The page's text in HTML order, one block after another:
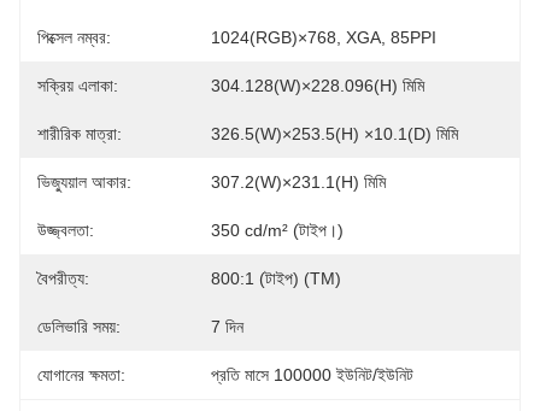
পিক্সেল নম্বর: 1024(RGB)×768, XGA, 85PPI
সক্রিয় এলাকা: 304.128(W)×228.096(H) মিমি
শারীরিক মাত্রা: 326.5(W)×253.5(H) ×10.1(D) মিমি
ভিজ্যুয়াল আকার: 307.2(W)×231.1(H) মিমি
উজ্জ্বলতা: 350 cd/m² (টাইপ।)
বৈপরীত্য: 800:1 (টাইপ) (TM)
ডেলিভারি সময়: 7 দিন
যোগানের ক্ষমতা: প্রতি মাসে 100000 ইউনিট/ইউনিট